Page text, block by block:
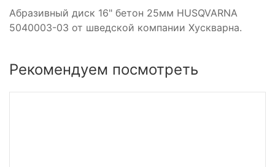
Абразивный диск 16" бетон 25мм HUSQVARNA
5040003-03 от шведской компании Хускварна.
Рекомендуем посмотреть